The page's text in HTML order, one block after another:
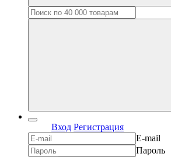
Вход Регистрация
E-mail
Пароль